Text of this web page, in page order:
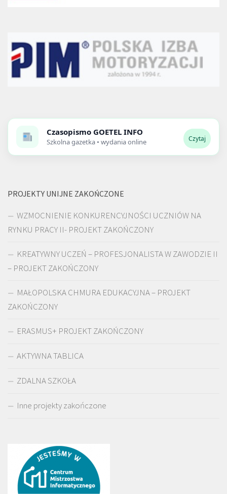
Czasopismo GOETEL INFO
Szkolna gazetka • wydania online Czytaj
PROJEKTY UNIJNE ZAKOŃCZONE
WZMOCNIENIE KONKURENCYJNOŚCI UCZNIÓW NA
RYNKU PRACY II- PROJEKT ZAKOŃCZONY
KREATYWNY UCZEŃ – PROFESJONALISTA W ZAWODZIE II
– PROJEKT ZAKOŃCZONY
MAŁOPOLSKA CHMURA EDUKACYJNA – PROJEKT
ZAKOŃCZONY
ERASMUS+ PROJEKT ZAKOŃCZONY
AKTYWNA TABLICA
ZDALNA SZKOŁA
Inne projekty zakończone